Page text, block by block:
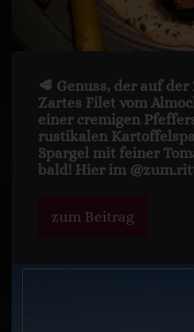
🥩 Genuss, der auf
Zartes Filet vom
einer cremigen
rustikalen
Spargel mit feiner
bald! Hier im
zum Beitrag